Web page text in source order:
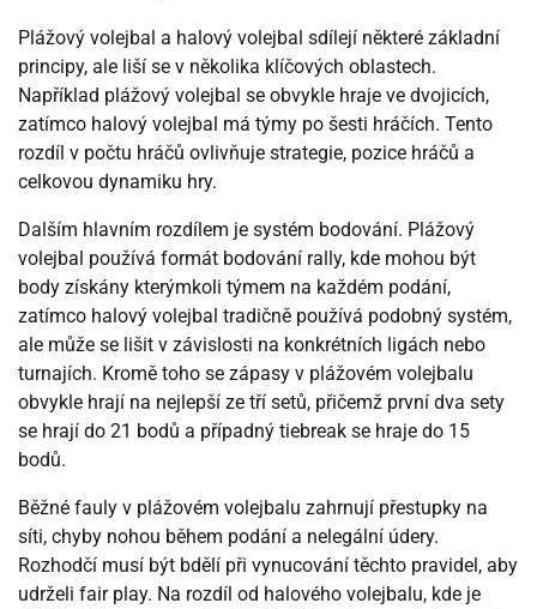
Plážový volejbal a halový volejbal sdílejí některé základní
principy, ale liší se v několika klíčových oblastech.
Například plážový volejbal se obvykle hraje ve dvojicích,
zatímco halový volejbal má týmy po šesti hráčích. Tento
rozdíl v počtu hráčů ovlivňuje strategie, pozice hráčů a
celkovou dynamiku hry.
Dalším hlavním rozdílem je systém bodování. Plážový
volejbal používá formát bodování rally, kde mohou být
body získány kterýmkoli týmem na každém podání,
zatímco halový volejbal tradičně používá podobný systém,
ale může se lišit v závislosti na konkrétních ligách nebo
turnajích. Kromě toho se zápasy v plážovém volejbalu
obvykle hrají na nejlepší ze tří setů, přičemž první dva sety
se hrají do 21 bodů a případný tiebreak se hraje do 15
bodů.
Běžné fauly v plážovém volejbalu zahrnují přestupky na
síti, chyby nohou během podání a nelegální údery.
Rozhodčí musí být bdělí při vynucování těchto pravidel, aby
udrželi fair play. Na rozdíl od halového volejbalu, kde je